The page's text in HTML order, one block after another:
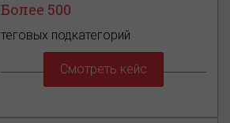
Более 500
теговых подкатегорий
Смотреть кейс